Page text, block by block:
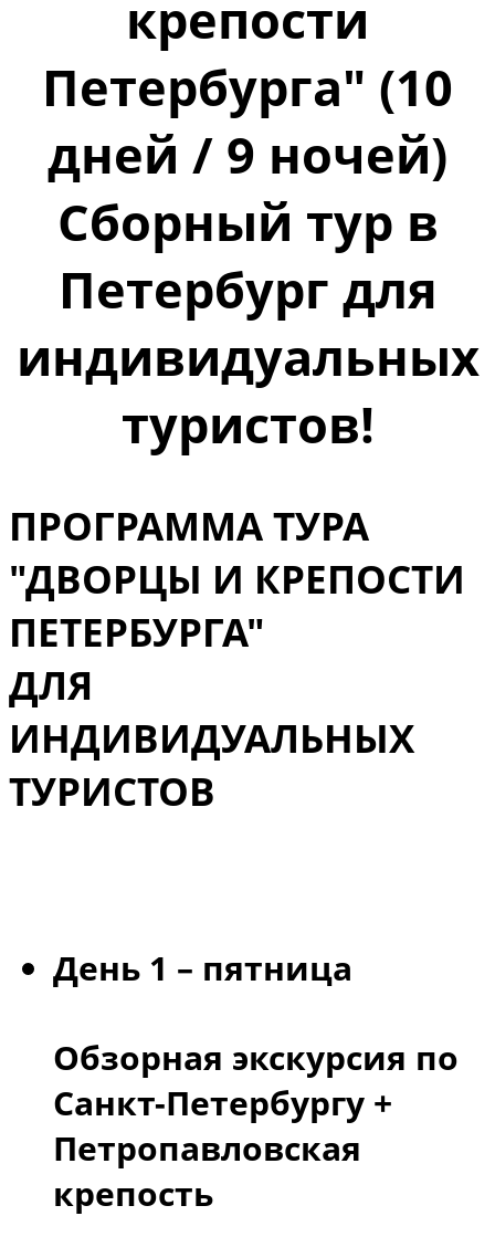
крепости
Петербурга" (10
дней / 9 ночей)
Сборный тур в
Петербург для
индивидуальных
туристов!
ПРОГРАММА ТУРА
"ДВОРЦЫ И КРЕПОСТИ
ПЕТЕРБУРГА"
ДЛЯ
ИНДИВИДУАЛЬНЫХ
ТУРИСТОВ
День 1 – пятница
Обзорная экскурсия по
Санкт-Петербургу +
Петропавловская
крепость